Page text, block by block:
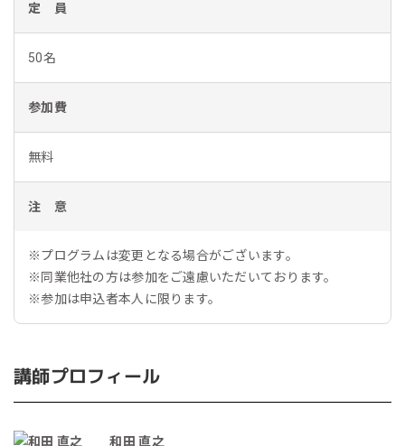
定 員
50名
参加費
無料
注 意
※プログラムは変更となる場合がございます。
※同業他社の方は参加をご遠慮いただいております。
※参加は申込者本人に限ります。
講師プロフィール
和田 直之